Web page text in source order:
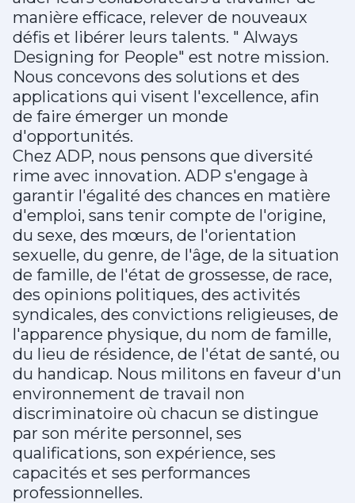
manière efficace, relever de nouveaux
défis et libérer leurs talents. " Always
Designing for People" est notre mission.
Nous concevons des solutions et des
applications qui visent l'excellence, afin
de faire émerger un monde
d'opportunités.
Chez ADP, nous pensons que diversité
rime avec innovation. ADP s'engage à
garantir l'égalité des chances en matière
d'emploi, sans tenir compte de l'origine,
du sexe, des mœurs, de l'orientation
sexuelle, du genre, de l'âge, de la situation
de famille, de l'état de grossesse, de race,
des opinions politiques, des activités
syndicales, des convictions religieuses, de
l'apparence physique, du nom de famille,
du lieu de résidence, de l'état de santé, ou
du handicap. Nous militons en faveur d'un
environnement de travail non
discriminatoire où chacun se distingue
par son mérite personnel, ses
qualifications, son expérience, ses
capacités et ses performances
professionnelles.